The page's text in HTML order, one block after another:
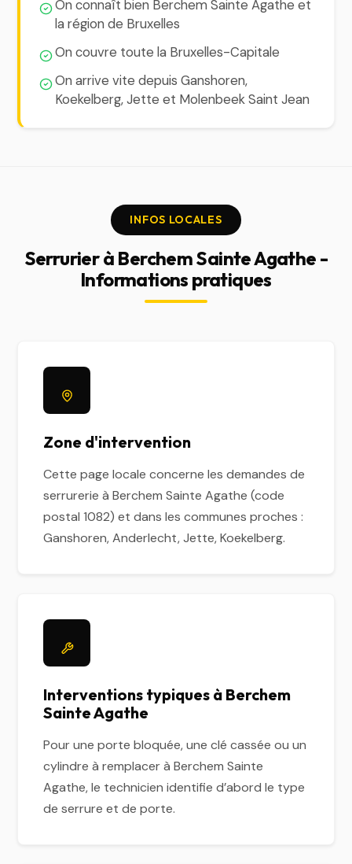
On connaît bien Berchem Sainte Agathe et
la région de Bruxelles
On couvre toute la Bruxelles-Capitale
On arrive vite depuis Ganshoren,
Koekelberg, Jette et Molenbeek Saint Jean
INFOS LOCALES
Serrurier à Berchem Sainte Agathe -
Informations pratiques
Zone d'intervention
Cette page locale concerne les demandes de
serrurerie à Berchem Sainte Agathe (code
postal 1082) et dans les communes proches :
Ganshoren, Anderlecht, Jette, Koekelberg.
Interventions typiques à Berchem
Sainte Agathe
Pour une porte bloquée, une clé cassée ou un
cylindre à remplacer à Berchem Sainte
Agathe, le technicien identifie d’abord le type
de serrure et de porte.